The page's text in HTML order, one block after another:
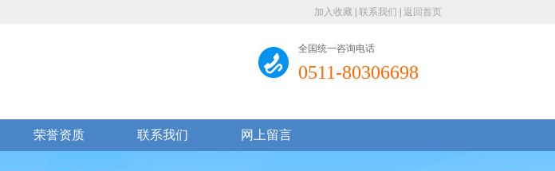
加入收藏 联系我们 返回首页
全国统一咨询电话
0511-80306698
荣誉资质 联系我们 网上留言